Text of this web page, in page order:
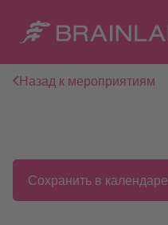
Назад к мероприятиям
Сохранить в календаре